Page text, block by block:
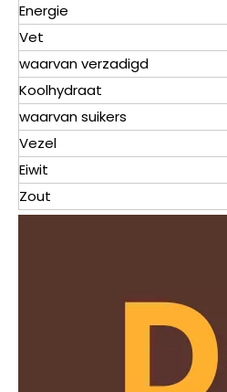
Energie
Vet
waarvan verzadigd
Koolhydraat
waarvan suikers
Vezel
Eiwit
Zout